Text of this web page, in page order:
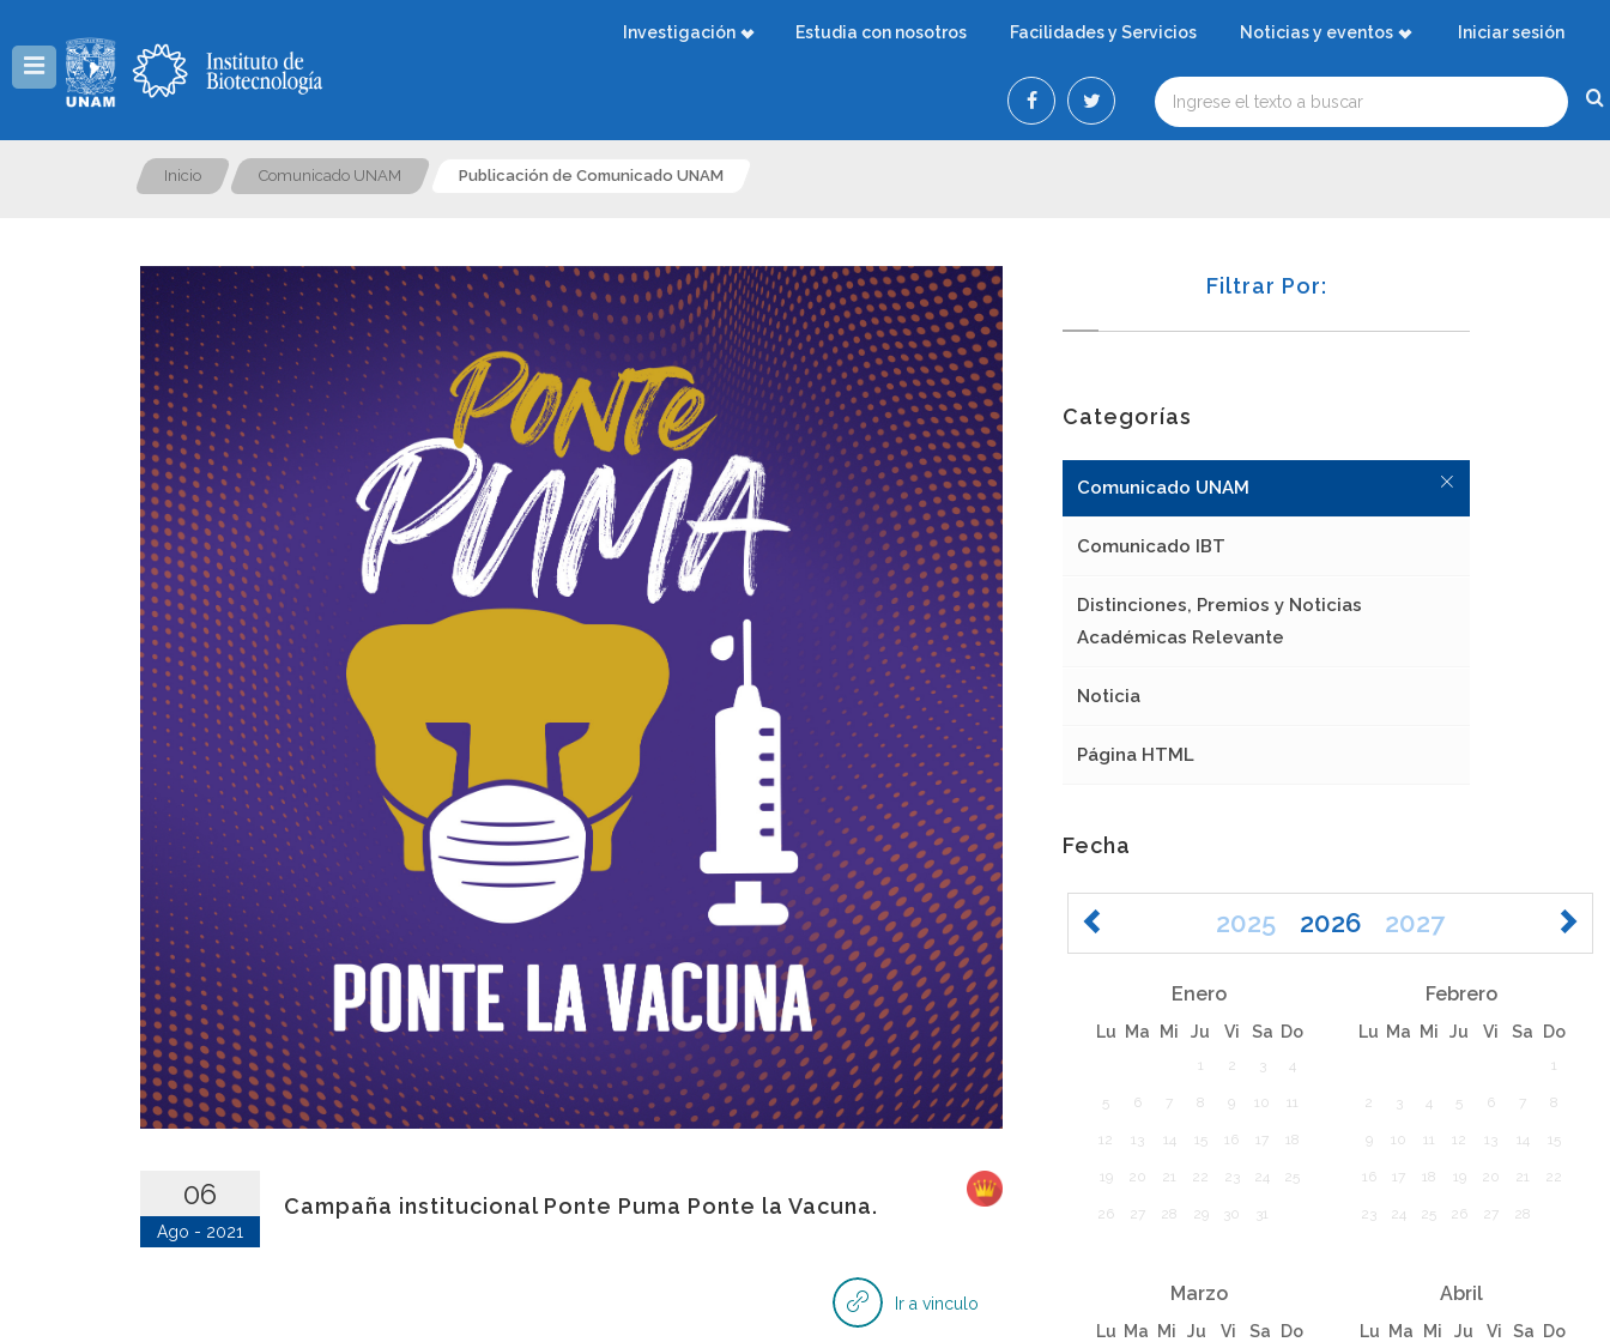
Investigación Estudia con nosotros Facilidades y Servicios Noticias y eventos Iniciar sesión
Inicio Comunicado UNAM Publicación de Comunicado UNAM
06
Ago - 2021
Campaña institucional Ponte Puma Ponte la Vacuna.
Ir a vinculo
Filtrar Por:
Categorías
Comunicado UNAM
Comunicado IBT
Distinciones, Premios y Noticias
Académicas Relevante
Noticia
Página HTML
Fecha
2025 2026 2027
Enero
Lu Ma Mi Ju Vi Sa Do
1 2 3 4
5 6 7 8 9 10 11
12 13 14 15 16 17 18
19 20 21 22 23 24 25
26 27 28 29 30 31
Febrero
Lu Ma Mi Ju Vi Sa Do
1
2 3 4 5 6 7 8
9 10 11 12 13 14 15
16 17 18 19 20 21 22
23 24 25 26 27 28
Marzo
Lu Ma Mi Ju Vi Sa Do
Abril
Lu Ma Mi Ju Vi Sa Do